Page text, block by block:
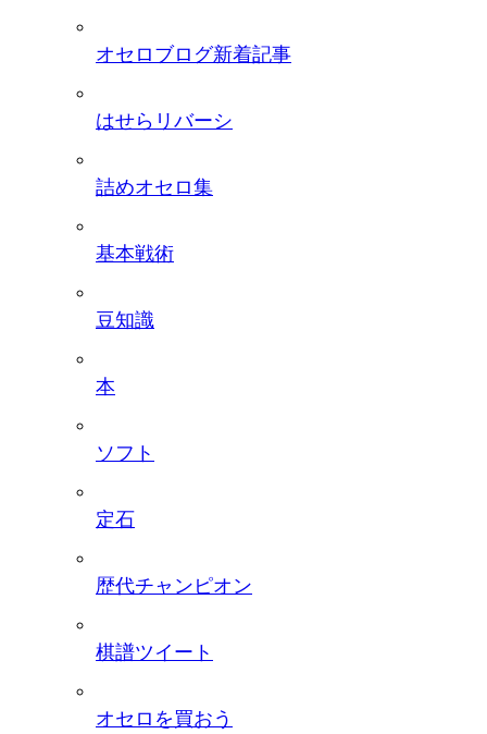
オセロブログ新着記事
はせらリバーシ
詰めオセロ集
基本戦術
豆知識
本
ソフト
定石
歴代チャンピオン
棋譜ツイート
オセロを買おう